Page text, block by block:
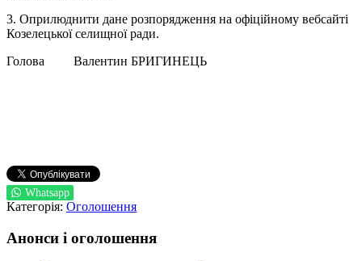
3. Оприлюднити дане розпорядження на офіційному вебсайті
Козелецької селищної ради.
Голова Валентин БРИГИНЕЦЬ
Whatsapp
Категорія: Оголошення
Анонси і оголошення